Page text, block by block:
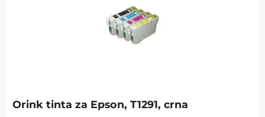
Orink tinta za Epson, T1291, crna